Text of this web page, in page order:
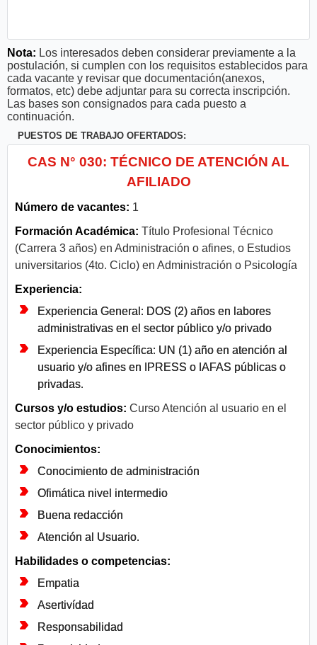
Nota: Los interesados deben considerar previamente a la
postulación, si cumplen con los requisitos establecidos para
cada vacante y revisar que documentación(anexos,
formatos, etc) debe adjuntar para su correcta inscripción.
Las bases son consignados para cada puesto a
continuación.
PUESTOS DE TRABAJO OFERTADOS:
CAS N° 030: TÉCNICO DE ATENCIÓN AL
AFILIADO
Número de vacantes: 1
Formación Académica: Título Profesional Técnico
(Carrera 3 años) en Administración o afines, o Estudios
universitarios (4to. Ciclo) en Administración o Psicología
Experiencia:
Experiencia General: DOS (2) años en labores
administrativas en el sector público y/o privado
Experiencia Específica: UN (1) año en atención al
usuario y/o afines en IPRESS o IAFAS públicas o
privadas.
Cursos y/o estudios: Curso Atención al usuario en el
sector público y privado
Conocimientos:
Conocimiento de administración
Ofimática nivel intermedio
Buena redacción
Atención al Usuario.
Habilidades o competencias:
Empatia
Asertivídad
Responsabilidad